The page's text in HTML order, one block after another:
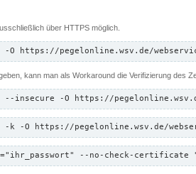
über HTTPS möglich.
https://pegelonline.wsv.de/
kann man als Workaround die Verifizierung des
insecure -O https://
-O https://pegelonline.wsv.de/
--no-check-